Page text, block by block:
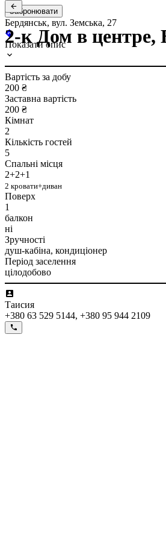
2-к Дом в центре,
Забронювати
Бердянськ, вул. Земська, 27
Показати опис
Вартість за добу
200 ₴
Заставна вартість
200 ₴
Кімнат
2
Кількість гостей
5
Спальні місця
2+2+1
2 кровати+диван
Поверх
1
балкон
ні
Зручності
душ-кабіна, кондиціонер
Період заселення
цілодобово
Таисия
+380 63 529 5144, +380 95 944 2109